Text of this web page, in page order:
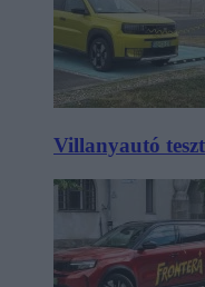
Villanyautó